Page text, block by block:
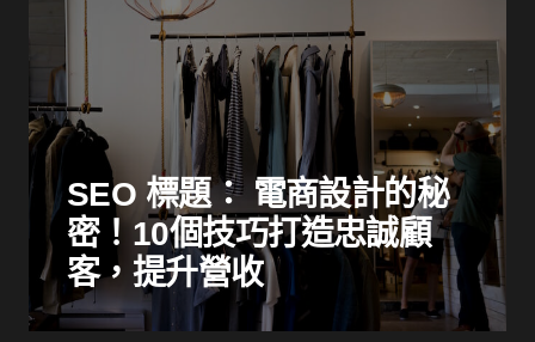
SEO 標題： 電商設計的秘
密！10個技巧打造忠誠顧
客，提升營收